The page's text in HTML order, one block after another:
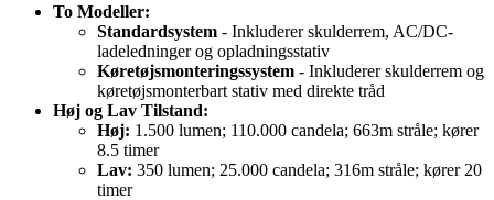
To Modeller:
Standardsystem - Inkluderer skulderrem, AC/DC-
ladeledninger og opladningsstativ
Køretøjsmonteringssystem - Inkluderer skulderrem og
køretøjsmonterbart stativ med direkte tråd
Høj og Lav Tilstand:
Høj: 1.500 lumen; 110.000 candela; 663m stråle; kører
8.5 timer
Lav: 350 lumen; 25.000 candela; 316m stråle; kører 20
timer